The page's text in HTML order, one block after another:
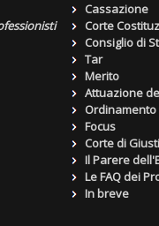
Cassazione
Corte
Consiglio di
Tar
Merito
Attuazione
Focus
Corte di
Il Parere
Le FAQ dei
In breve